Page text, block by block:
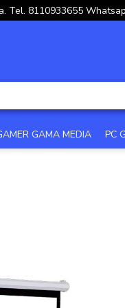
Tel. 8110933655
GAMA MEDIA PC